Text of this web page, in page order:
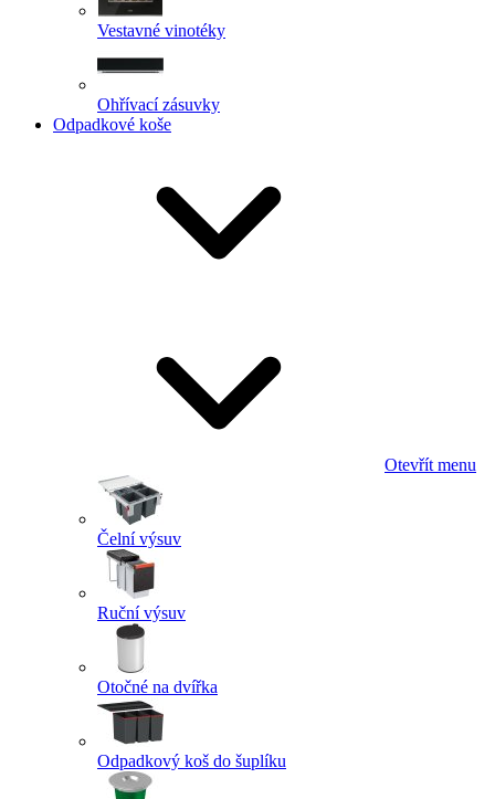
Vestavné vinotéky
Ohřívací zásuvky
Odpadkové koše
Otevřít menu
Čelní výsuv
Ruční výsuv
Otočné na dvířka
Odpadkový koš do šuplíku